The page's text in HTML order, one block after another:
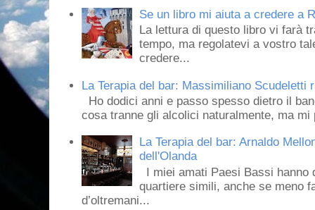
Se un libro mi aiuta a credere a
La lettura di questo libro vi farà
tempo, ma regolatevi a vostro
credere...
La Terapia del bar: Massimiliano
Ho dodici anni e passo spesso dietro il
cosa tranne gli alcolici naturalmente, ma mi
La Terapia del bar: Arnaldo
dell'Olanda
I miei amati Paesi Bassi
quartiere simili, anche se meno
d’oltremani...